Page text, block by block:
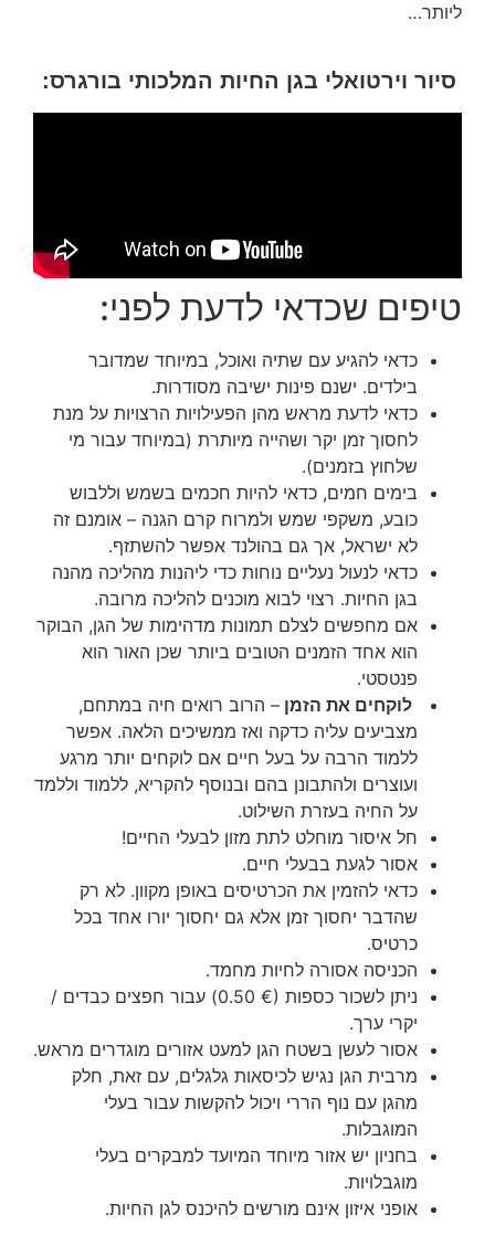
ליותר…
סיור וירטואלי בגן החיות המלכותי בורגרס:
טיפים שכדאי לדעת לפני:
כדאי להגיע עם שתיה ואוכל, במיוחד שמדובר
בילדים. ישנם פינות ישיבה מסודרות.
כדאי לדעת מראש מהן הפעילויות הרצויות על מנת
לחסוך זמן יקר ושהייה מיותרת (במיוחד עבור מי
שלחוץ בזמנים).
בימים חמים, כדאי להיות חכמים בשמש וללבוש
כובע, משקפי שמש ולמרוח קרם הגנה – אומנם זה
לא ישראל, אך גם בהולנד אפשר להשתזף.
כדאי לנעול נעליים נוחות כדי ליהנות מהליכה מהנה
בגן החיות. רצוי לבוא מוכנים להליכה מרובה.
אם מחפשים לצלם תמונות מדהימות של הגן, הבוקר
הוא אחד הזמנים הטובים ביותר שכן האור הוא
פנטסטי.
לוקחים את הזמן – הרוב רואים חיה במתחם,
מצביעים עליה כדקה ואז ממשיכים הלאה. אפשר
ללמוד הרבה על בעל חיים אם לוקחים יותר מרגע
ועוצרים ולהתבונן בהם ובנוסף להקריא, ללמוד וללמד
על החיה בעזרת השילוט.
חל איסור מוחלט לתת מזון לבעלי החיים!
אסור לגעת בבעלי חיים.
כדאי להזמין את הכרטיסים באופן מקוון. לא רק
שהדבר יחסוך זמן אלא גם יחסוך יורו אחד בכל
כרטיס.
הכניסה אסורה לחיות מחמד.
ניתן לשכור כספות (€ 0.50) עבור חפצים כבדים /
יקרי ערך.
אסור לעשן בשטח הגן למעט אזורים מוגדרים מראש.
מרבית הגן נגיש לכיסאות גלגלים, עם זאת, חלק
מהגן עם נוף הררי ויכול להקשות עבור בעלי
המוגבלות.
בחניון יש אזור מיוחד המיועד למבקרים בעלי
מוגבלויות.
אופני איזון אינם מורשים להיכנס לגן החיות.